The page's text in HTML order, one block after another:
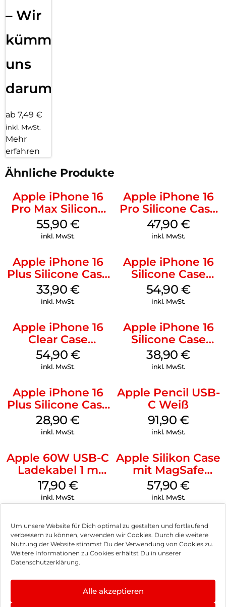
Um unsere Website für Dich optimal zu gestalten und fortlaufend
verbessern zu können, verwenden wir Cookies. Durch die weitere
Nutzung der Website stimmst Du der Verwendung von Cookies zu.
Weitere Informationen zu Cookies erhältst Du in unserer
Datenschutzerklärung.
Alle akzeptieren
– Wir
kümmern
uns
darum!
ab 7,49 €
inkl. MwSt.
Mehr
erfahren
Ähnliche Produkte
Apple iPhone 16
Pro Max Silicone
Case MagSafe
Stone Gray
55,90 €
inkl. MwSt.
Apple iPhone 16
Pro Silicone Case
MagSafe Denim
47,90 €
inkl. MwSt.
Apple iPhone 16
Plus Silicone Case
MagSafe Lake
Green
33,90 €
inkl. MwSt.
Apple iPhone 16
Silicone Case
MagSafe Black
54,90 €
inkl. MwSt.
Apple iPhone 16
Clear Case
MagSafe
Transparent
54,90 €
inkl. MwSt.
Apple iPhone 16
Silicone Case
MagSafe
Ultramarine
38,90€
inkl. MwSt.
Apple iPhone 16
Plus Silicone Case
MagSafe Black
28,90€
inkl. MwSt.
Apple Pencil USB-
C Weiß
91,90 €
inkl. MwSt.
Apple 60W USB-C
Ladekabel 1 m
Weiß
17,90 €
inkl. MwSt.
Apple Silikon Case
mit MagSafe
iPhone 14 Pro
(PRODUCT)RED
57,90€
inkl. MwSt.
Impressum